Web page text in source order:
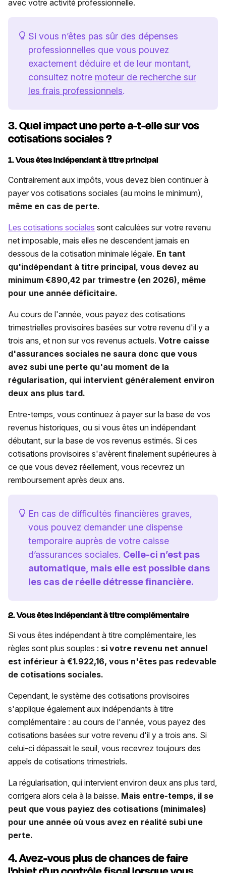
avec votre activité professionnelle.
Si vous n’êtes pas sûr des dépenses
professionnelles que vous pouvez
exactement déduire et de leur montant,
consultez notre moteur de recherche sur
les frais professionnels.
3. Quel impact une perte a-t-elle sur vos
cotisations sociales ?
1. Vous êtes indépendant à titre principal
Contrairement aux impôts, vous devez bien continuer à
payer vos cotisations sociales (au moins le minimum),
même en cas de perte.
Les cotisations sociales sont calculées sur votre revenu
net imposable, mais elles ne descendent jamais en
dessous de la cotisation minimale légale. En tant
qu'indépendant à titre principal, vous devez au
minimum €890,42 par trimestre (en 2026), même
pour une année déficitaire.
Au cours de l'année, vous payez des cotisations
trimestrielles provisoires basées sur votre revenu d'il y a
trois ans, et non sur vos revenus actuels. Votre caisse
d'assurances sociales ne saura donc que vous
avez subi une perte qu'au moment de la
régularisation, qui intervient généralement environ
deux ans plus tard.
Entre-temps, vous continuez à payer sur la base de vos
revenus historiques, ou si vous êtes un indépendant
débutant, sur la base de vos revenus estimés. Si ces
cotisations provisoires s'avèrent finalement supérieures à
ce que vous devez réellement, vous recevrez un
remboursement après deux ans.
En cas de difficultés financières graves,
vous pouvez demander une dispense
temporaire auprès de votre caisse
d’assurances sociales. Celle-ci n’est pas
automatique, mais elle est possible dans
les cas de réelle détresse financière.
2. Vous êtes indépendant à titre complémentaire
Si vous êtes indépendant à titre complémentaire, les
règles sont plus souples : si votre revenu net annuel
est inférieur à €1.922,16, vous n'êtes pas redevable
de cotisations sociales.
Cependant, le système des cotisations provisoires
s'applique également aux indépendants à titre
complémentaire : au cours de l'année, vous payez des
cotisations basées sur votre revenu d'il y a trois ans. Si
celui-ci dépassait le seuil, vous recevrez toujours des
appels de cotisations trimestriels.
La régularisation, qui intervient environ deux ans plus tard,
corrigera alors cela à la baisse. Mais entre-temps, il se
peut que vous payiez des cotisations (minimales)
pour une année où vous avez en réalité subi une
perte.
4. Avez-vous plus de chances de faire